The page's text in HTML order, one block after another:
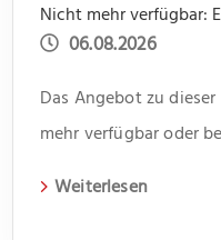
06.08.2026
Das Angebot zu
mehr verfügbar oder
Weiterlesen